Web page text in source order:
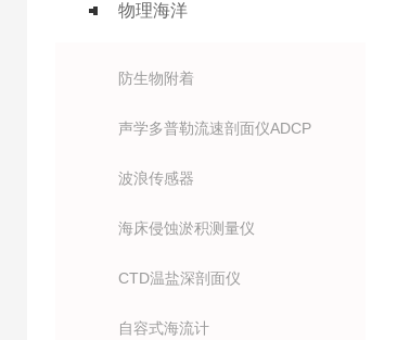
物理海洋
防生物附着
声学多普勒流速剖面仪ADCP
波浪传感器
海床侵蚀淤积测量仪
CTD温盐深剖面仪
自容式海流计